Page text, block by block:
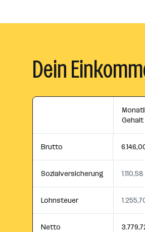
Dein
Gehalt
Brutto
Sozialversicherung
Lohnsteuer
Netto